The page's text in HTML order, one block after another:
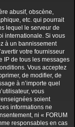
abusif, obscène,
etc. qui pourrait
lequel le serveur de
internationale. Si vous
à un bannissement
votre fournisseur
IP de tous les messages
Vous acceptez
de modifier, de
à n’importe quel
vous
soient
informations ne
ni « FORUM
responsables en cas